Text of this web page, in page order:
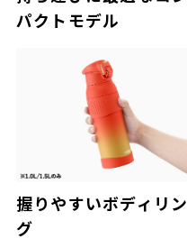
パクトモデル
握りやすいボディリン
グ